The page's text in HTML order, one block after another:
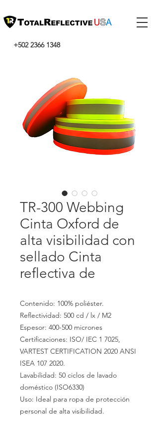
+502 2366 1348
TR-300 Webbing
Cinta Oxford de
alta visibilidad con
sellado Cinta
reflectiva de
Contenido: 100% poliéster.
Reflectividad: 500 cd / lx / M2
Espesor: 400-500 micrones
Certificaciones: ISO/ IEC 1 7025,
VARTEST CERTIFICATION 2020 ANSI
ISEA 107 2020.
Lavabilidad: 50 ciclos de lavado
doméstico (ISO6330)
Uso: Ideal para ropa de protección
personal de alta visibilidad.